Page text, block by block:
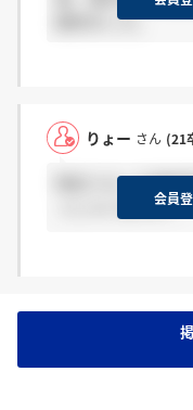
絡来ました。
りょー さん (21
特別フローで選
っしゃいますか？
会員